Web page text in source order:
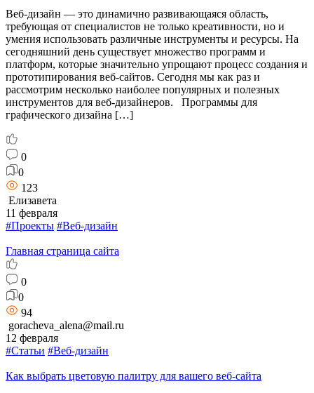
Веб-дизайн — это динамично развивающаяся область,
требующая от специалистов не только креативности, но и
умения использовать различные инструменты и ресурсы. На
сегодняшний день существует множество программ и
платформ, которые значительно упрощают процесс создания и
прототипирования веб-сайтов. Сегодня мы как раз и
рассмотрим несколько наиболее популярных и полезных
инструментов для веб-дизайнеров. Программы для
графического дизайна […]
0
0
123
Елизавета
11 февраля
#Проекты #Веб-дизайн
Главная страница сайта
0
0
94
goracheva_alena@mail.ru
12 февраля
#Статьи #Веб-дизайн
Как выбрать цветовую палитру для вашего веб-сайта